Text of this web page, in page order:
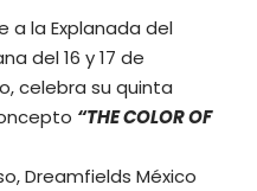
a la Explanada del
del 16 y 17 de
celebra su quinta
“THE COLOR OF
Dreamfields México